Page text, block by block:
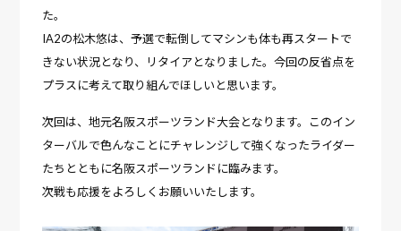
た。
IA2の松木悠は、予選で転倒してマシンも体も再スタートで
きない状況となり、リタイアとなりました。今回の反省点を
プラスに考えて取り組んでほしいと思います。
次回は、地元名阪スポーツランド大会となります。このイン
ターバルで色んなことにチャレンジして強くなったライダー
たちとともに名阪スポーツランドに臨みます。
次戦も応援をよろしくお願いいたします。